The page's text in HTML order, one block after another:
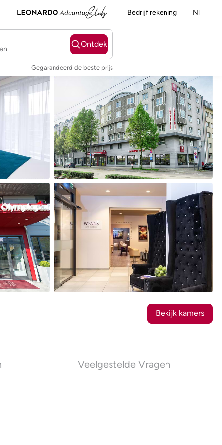
Bedrijf rekening Nl
Bekijk kamers
Ontdek
Gegarandeerd de beste prijs
Veelgestelde Vragen